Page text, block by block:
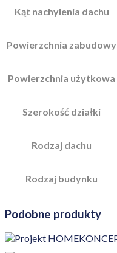
Kąt nachylenia dachu
Powierzchnia zabudowy
Powierzchnia użytkowa
Szerokość działki
Rodzaj dachu
Rodzaj budynku
Podobne produkty